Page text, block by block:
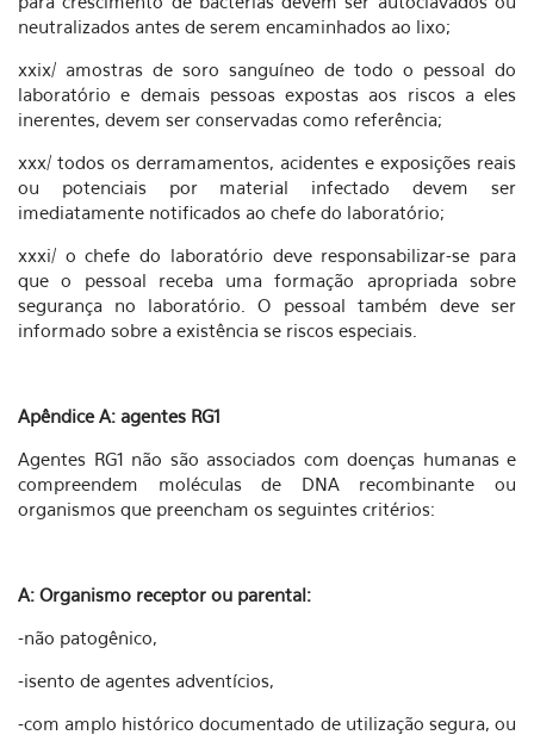
neutralizados antes de serem encaminhados ao lixo;
xxix/ amostras de soro sanguíneo de todo o pessoal do
laboratório e demais pessoas expostas aos riscos a eles
inerentes, devem ser conservadas como referência;
xxx/ todos os derramamentos, acidentes e exposições reais
ou potenciais por material infectado devem ser
imediatamente notificados ao chefe do laboratório;
xxxi/ o chefe do laboratório deve responsabilizar-se para
que o pessoal receba uma formação apropriada sobre
segurança no laboratório. O pessoal também deve ser
informado sobre a existência se riscos especiais.
Apêndice A: agentes RG1
Agentes RG1 não são associados com doenças humanas e
compreendem moléculas de DNA recombinante ou
organismos que preencham os seguintes critérios:
A: Organismo receptor ou parental:
-não patogênico,
-isento de agentes adventícios,
-com amplo histórico documentado de utilização segura, ou